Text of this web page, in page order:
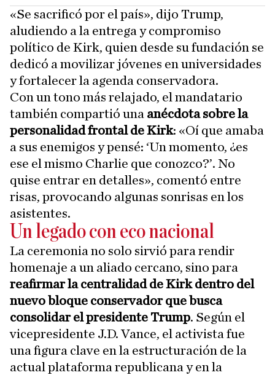
«Se sacrificó por el país», dijo Trump,
aludiendo a la entrega y compromiso
político de Kirk, quien desde su fundación se
dedicó a movilizar jóvenes en universidades
y fortalecer la agenda conservadora.
Con un tono más relajado, el mandatario
también compartió una anécdota sobre la
personalidad frontal de Kirk: «Oí que amaba
a sus enemigos y pensé: ‘Un momento, ¿es
ese el mismo Charlie que conozco?’. No
quise entrar en detalles», comentó entre
risas, provocando algunas sonrisas en los
asistentes.
Un legado con eco nacional
La ceremonia no solo sirvió para rendir
homenaje a un aliado cercano, sino para
reafirmar la centralidad de Kirk dentro del
nuevo bloque conservador que busca
consolidar el presidente Trump. Según el
vicepresidente J.D. Vance, el activista fue
una figura clave en la estructuración de la
actual plataforma republicana y en la